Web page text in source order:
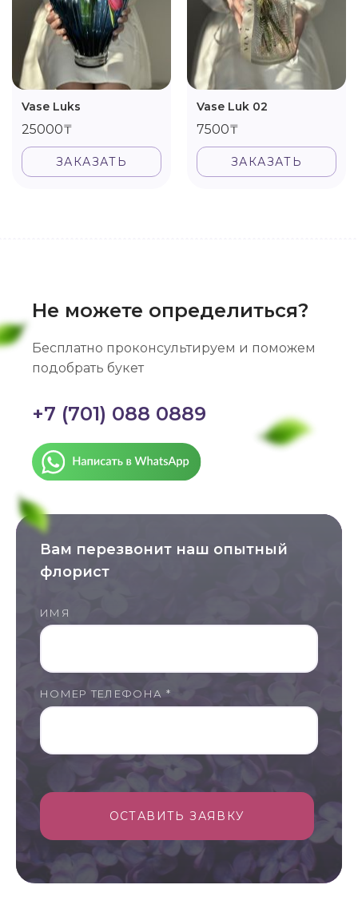
Vase Luks
25000₸
ЗАКАЗАТЬ
Vase Luk 02
7500₸
ЗАКАЗАТЬ
Не можете определиться?
Бесплатно проконсультируем и поможем
подобрать букет
+7 (701) 088 0889
Вам перезвонит наш опытный
флорист
ИМЯ
НОМЕР ТЕЛЕФОНА *
ОСТАВИТЬ ЗАЯВКУ